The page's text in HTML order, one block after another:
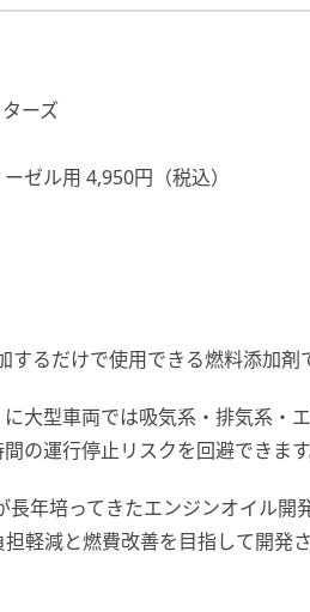
ーズ
ゼル用 4,950円（税込）
るだけで使用できる燃料添加剤
大型車両では吸気系・排気系・
の運行停止リスクを回避できます
年培ってきたエンジンオイル開
軽減と燃費改善を目指して開発さ